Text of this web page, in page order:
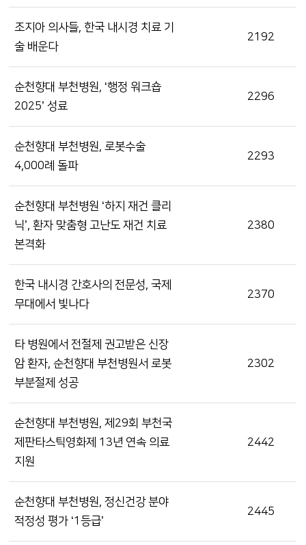
조지아 의사들, 한국 내시경 치료 기
술 배운다
2192
순천향대 부천병원, ‘행정 워크숍
2025’ 성료
2296
순천향대 부천병원, 로봇수술
4,000례 돌파
2293
순천향대 부천병원 ‘하지 재건 클리
닉’, 환자 맞춤형 고난도 재건 치료
본격화
2380
한국 내시경 간호사의 전문성, 국제
무대에서 빛나다
2370
타 병원에서 전절제 권고받은 신장
암 환자, 순천향대 부천병원서 로봇
부분절제 성공
2302
순천향대 부천병원, 제29회 부천국
제판타스틱영화제 13년 연속 의료
지원
2442
순천향대 부천병원, 정신건강 분야
적정성 평가 ‘1등급’
2445